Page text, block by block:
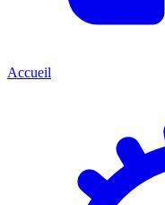
Accueil